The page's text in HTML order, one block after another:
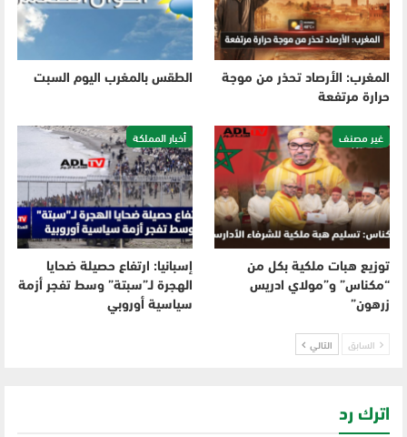
المغرب: الأرصاد تحذر من موجة
حرارة مرتفعة
الطقس بالمغرب اليوم السبت
غير مصنف
توزيع هبات ملكية بكل من
“مكناس” و”مولاي ادريس
زرهون”
أخبار المملكة
إسبانيا: ارتفاع حصيلة ضحايا
الهجرة لـ”سبتة” وسط تفجر أزمة
سياسية أوروبي
السابق التالي
اترك رد